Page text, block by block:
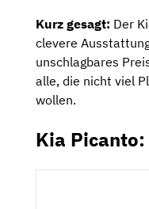
Kurz gesagt: Der
clevere
unschlagbares
alle, die nicht viel
wollen.
Kia